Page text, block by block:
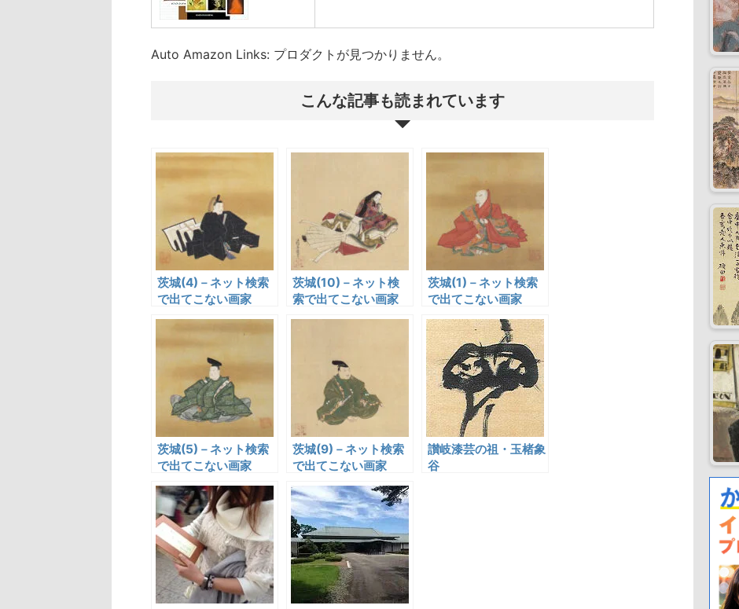
Auto Amazon Links: プロダクトが見つかりません。
こんな記事も読まれています
茨城(4)－ネット検索
で出てこない画家
茨城(10)－ネット検
索で出てこない画家
茨城(1)－ネット検索
で出てこない画家
茨城(5)－ネット検索
で出てこない画家
茨城(9)－ネット検索
で出てこない画家
讃岐漆芸の祖・玉楮象
谷